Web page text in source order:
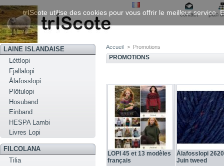
contact plan
LAINE ISLANDAISE
Léttlopi
Fjallalopi
Álafosslopi
Plötulopi
Hosuband
Einband
HESPA Lambi
Livres Lopi
FILCOLANA
Tilia
Accueil > Promotions
PROMOTIONS
LOPI 45 et 13 modèles
français
Álafosslopi
Juin tweed
trIScote utilise des cookies pour vous offrir le meilleur